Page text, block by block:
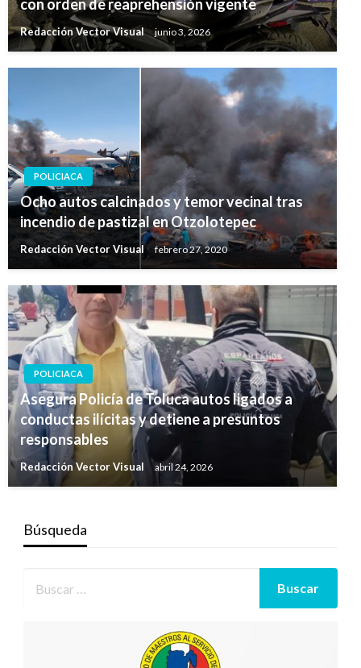
con orden de reaprehensión vigente
Redacción Vector Visual junio 3, 2026
POLICIACA
Ocho autos calcinados y temor vecinal tras
incendio de pastizal en Otzolotepec
Redacción Vector Visual febrero 27, 2020
POLICIACA
Asegura Policía de Toluca autos ligados a
conductas ilícitas y detiene a presuntos
responsables
Redacción Vector Visual abril 24, 2026
Búsqueda